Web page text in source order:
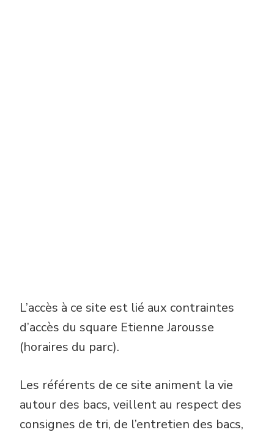
L’accès à ce site est lié aux contraintes
d’accès du square Etienne Jarousse
(horaires du parc).
Les référents de ce site animent la vie
autour des bacs, veillent au respect des
consignes de tri, de l’entretien des bacs,